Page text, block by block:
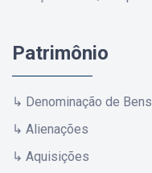
Patrimônio
↳ Denominação de Bens
↳ Alienações
↳ Aquisições